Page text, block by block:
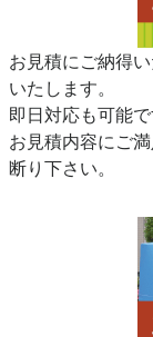
お見積にご納得
いたします。
即日対応も可能
お見積内容にご
断り下さい。